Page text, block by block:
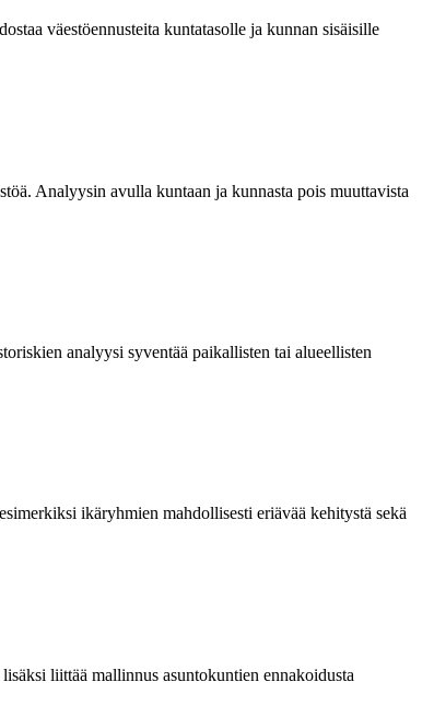
väestöennusteita kuntatasolle ja kunnan sisäisille
Analyysin avulla kuntaan ja kunnasta pois muuttavista
analyysi syventää paikallisten tai alueellisten
ikäryhmien mahdollisesti eriävää kehitystä sekä
liittää mallinnus asuntokuntien ennakoidusta